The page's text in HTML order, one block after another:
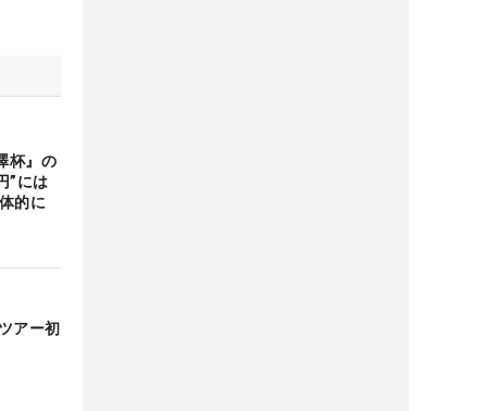
杯』の
”には
的に
アー初